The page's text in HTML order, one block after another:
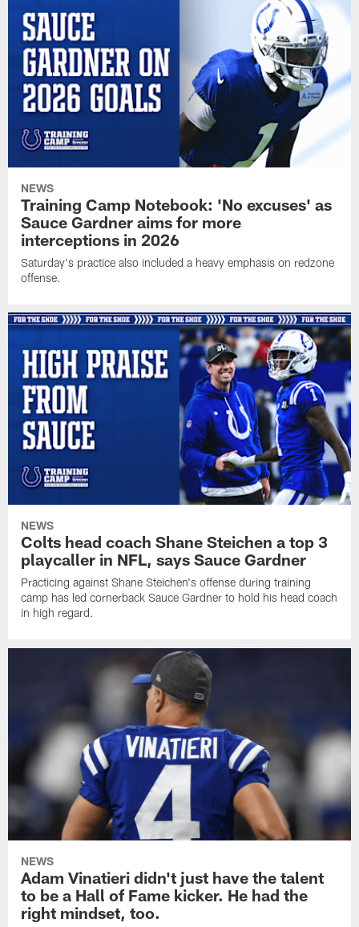
NEWS
Training Camp Notebook: 'No excuses' as
Sauce Gardner aims for more
interceptions in 2026
Saturday's practice also included a heavy emphasis on redzone
offense.
NEWS
Colts head coach Shane Steichen a top 3
playcaller in NFL, says Sauce Gardner
Practicing against Shane Steichen's offense during training
camp has led cornerback Sauce Gardner to hold his head coach
in high regard.
NEWS
Adam Vinatieri didn't just have the talent
to be a Hall of Fame kicker. He had the
right mindset, too.